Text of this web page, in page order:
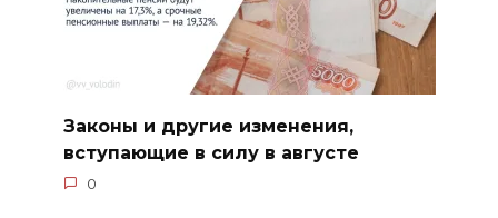
Законы и другие изменения,
вступающие в силу в августе
0